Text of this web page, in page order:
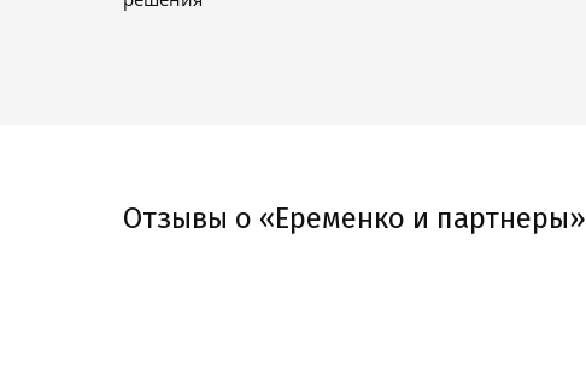
Отзывы о «Еременко и партнеры»